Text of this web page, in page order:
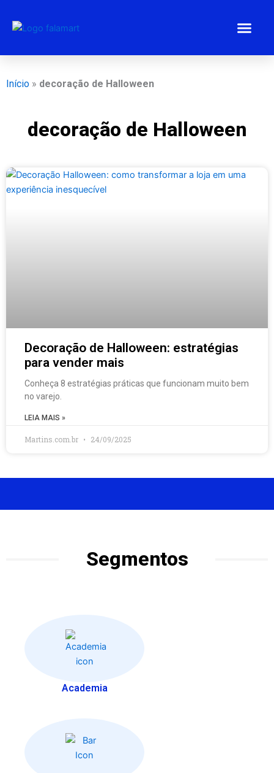
para
Início » decoração de Halloween
decoração de Halloween
Decoração de Halloween: estratégias
para vender mais
Conheça 8 estratégias práticas que funcionam muito bem
no varejo.
LEIA MAIS »
Martins.com.br 24/09/2025
Segmentos
Academia